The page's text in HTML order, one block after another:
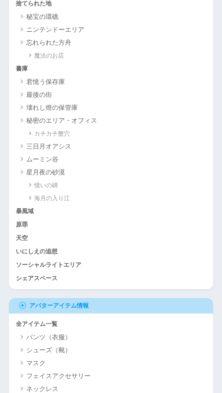
捨てられた地
秘宝の環礁
ニンテンドーエリア
忘れられた方舟
魔法のお店
書庫
君憶う保存庫
最後の街
壊れし燈の保管庫
秘密のエリア・オフィス
カチカチ蟹穴
三日月オアシス
ムーミン谷
星月夜の砂漠
憶いの碑
海月の入り江
暴風域
原罪
天空
いにしえの追想
ソーシャルライトエリア
シェアスペース
アバターアイテム情報
全アイテム一覧
パンツ（衣服）
シューズ（靴）
マスク
フェイスアクセサリー
ネックレス